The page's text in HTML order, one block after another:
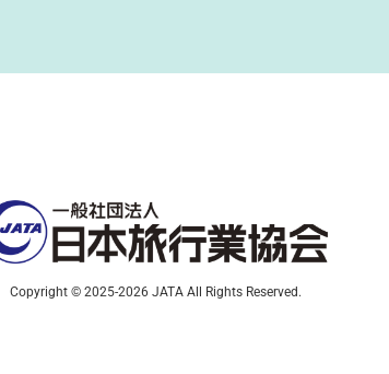
Copyright © 2025-2026 JATA All Rights Reserved.